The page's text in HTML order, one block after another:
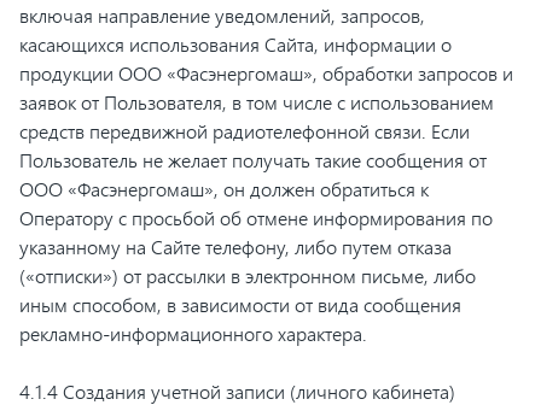
включая направление уведомлений, запросов,
касающихся использования Сайта, информации о
продукции ООО «Фасэнергомаш», обработки запросов и
заявок от Пользователя, в том числе с использованием
средств передвижной радиотелефонной связи. Если
Пользователь не желает получать такие сообщения от
ООО «Фасэнергомаш», он должен обратиться к
Оператору с просьбой об отмене информирования по
указанному на Сайте телефону, либо путем отказа
(«отписки») от рассылки в электронном письме, либо
иным способом, в зависимости от вида сообщения
рекламно-информационного характера.
4.1.4 Создания учетной записи (личного кабинета)